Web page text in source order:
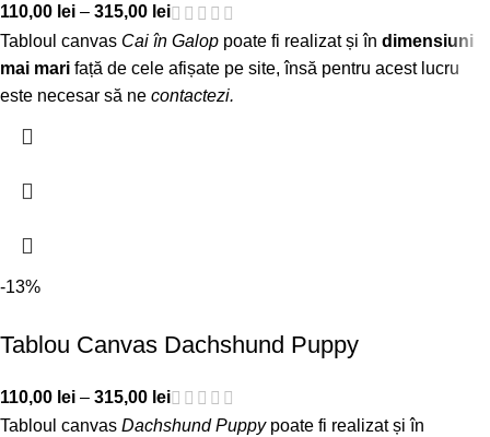
110,00 lei – 315,00 lei
Tabloul canvas Cai în Galop poate fi realizat și în dimensiuni
mai mari față de cele afișate pe site, însă pentru acest lucru
este necesar să ne contactezi.
-13%
Tablou Canvas Dachshund Puppy
110,00 lei – 315,00 lei
Tabloul canvas Dachshund Puppypoate fi realizat și în